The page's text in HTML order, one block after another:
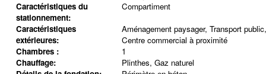
Caractéristiques du
stationnement:
Compartiment
Caractéristiques
extérieures:
Aménagement paysager, Transport public,
Centre commercial à proximité
Chambres :
1
Chauffage:
Plinthes, Gaz naturel